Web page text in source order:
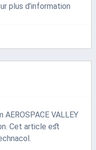
plus d’information
VALLEY
Cet article est